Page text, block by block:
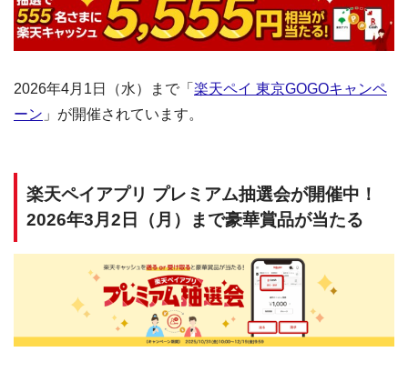
2026年4月1日（水）まで「 楽天ペイ 東京GOGOキャンペ
ーン 」が開催されています。
楽天ペイアプリ プレミアム抽選会が開催中！
2026年3月2日（月）まで豪華賞品が当たる